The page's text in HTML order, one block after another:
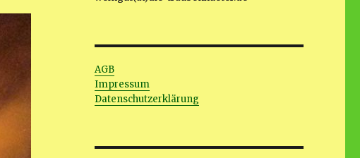
AGB
Impressum
Datenschutzerklärung